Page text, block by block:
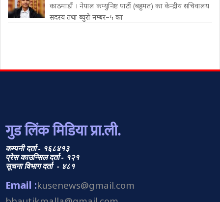
काठमाडौं । नेपाल कम्युनिष्ट पार्टी (बहुमत) का केन्द्रीय सचिवालय
सदस्य तथा ब्युरो नम्बर–५ का
गुड लिंक मिडिया प्रा.ली.
कम्पनी दर्ता - १६८४१३
प्रेस काउन्सिल दर्ता - १२१
सूचना विभाग दर्ता - ४८१
Email :kusenews@gmail.com